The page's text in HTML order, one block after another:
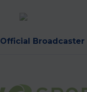
Official Broadcaster